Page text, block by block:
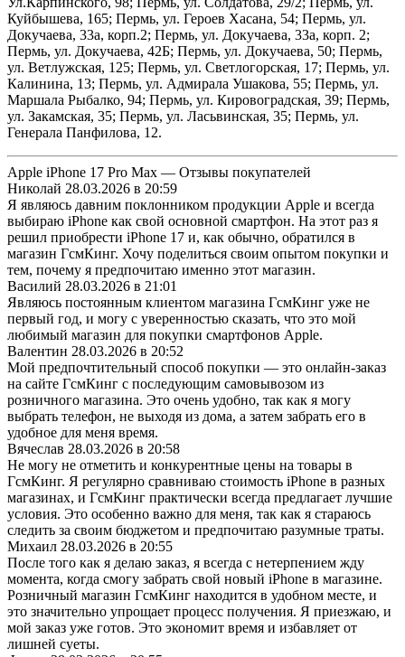
Куйбышева, 165; Пермь, ул. Героев Хасана, 54; Пермь, ул.
Докучаева, 33а, корп.2; Пермь, ул. Докучаева, 33а, корп. 2;
Пермь, ул. Докучаева, 42Б; Пермь, ул. Докучаева, 50; Пермь,
ул. Ветлужская, 125; Пермь, ул. Светлогорская, 17; Пермь, ул.
Калинина, 13; Пермь, ул. Адмирала Ушакова, 55; Пермь, ул.
Маршала Рыбалко, 94; Пермь, ул. Кировоградская, 39; Пермь,
ул. Закамская, 35; Пермь, ул. Ласьвинская, 35; Пермь, ул.
Генерала Панфилова, 12.
Apple iPhone 17 Pro Max — Отзывы покупателей
Николай 28.03.2026 в 20:59
Я являюсь давним поклонником продукции Apple и всегда
выбираю iPhone как свой основной смартфон. На этот раз я
решил приобрести iPhone 17 и, как обычно, обратился в
магазин ГсмКинг. Хочу поделиться своим опытом покупки и
тем, почему я предпочитаю именно этот магазин.
Василий 28.03.2026 в 21:01
Являюсь постоянным клиентом магазина ГсмКинг уже не
первый год, и могу с уверенностью сказать, что это мой
любимый магазин для покупки смартфонов Apple.
Валентин 28.03.2026 в 20:52
Мой предпочтительный способ покупки — это онлайн-заказ
на сайте ГсмКинг с последующим самовывозом из
розничного магазина. Это очень удобно, так как я могу
выбрать телефон, не выходя из дома, а затем забрать его в
удобное для меня время.
Вячеслав 28.03.2026 в 20:58
Не могу не отметить и конкурентные цены на товары в
ГсмКинг. Я регулярно сравниваю стоимость iPhone в разных
магазинах, и ГсмКинг практически всегда предлагает лучшие
условия. Это особенно важно для меня, так как я стараюсь
следить за своим бюджетом и предпочитаю разумные траты.
Михаил 28.03.2026 в 20:55
После того как я делаю заказ, я всегда с нетерпением жду
момента, когда смогу забрать свой новый iPhone в магазине.
Розничный магазин ГсмКинг находится в удобном месте, и
это значительно упрощает процесс получения. Я приезжаю, и
мой заказ уже готов. Это экономит время и избавляет от
лишней суеты.